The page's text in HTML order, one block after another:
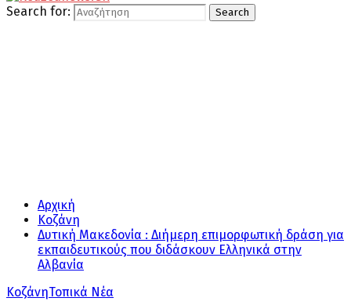
Search for: Search
Αρχική
Κοζάνη
Δυτική Μακεδονία : Διήμερη επιμορφωτική δράση για
εκπαιδευτικούς που διδάσκουν Ελληνικά στην
Αλβανία
ΚοζάνηΤοπικά Νέα